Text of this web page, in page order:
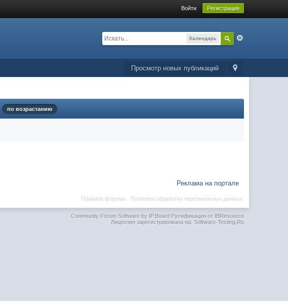
Войти Регистрация
Календарь
Просмотр новых публикаций
по возрастанию
Реклама на портале
Политика обработки персональных данных
Правила форума ·
Community Forum Software by IP.BoardРусификация от IBResource
Лицензия зарегистрирована на: Software-Testing.Ru